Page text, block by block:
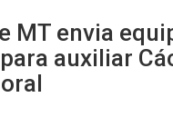
MT envia
auxiliar